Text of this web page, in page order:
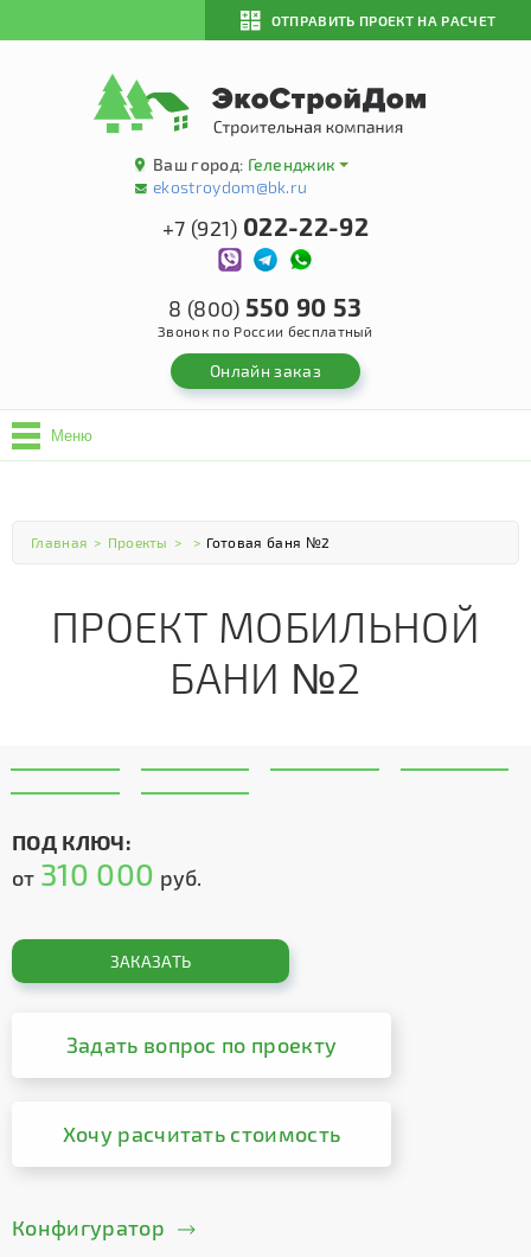
ОТПРАВИТЬ ПРОЕКТ НА РАСЧЕТ
Ваш город: Геленджик
ekostroydom@bk.ru
+7 (921) 022-22-92
8 (800) 550 90 53
Звонок по России бесплатный
Онлайн заказ
Меню
Главная > Проекты > > Готовая баня №2
ПРОЕКТ МОБИЛЬНОЙ
БАНИ №2
ПОД КЛЮЧ:
от 310 000 руб.
ЗАКАЗАТЬ
Задать вопрос по проекту
Хочу расчитать стоимость
Конфигуратор